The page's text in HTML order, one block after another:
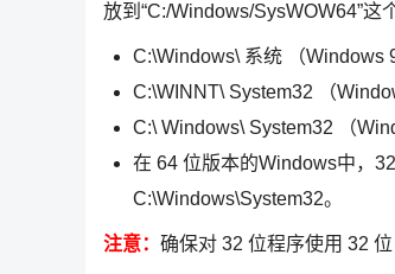
放到“C:/Windows/SysWOW64”这
C:\Windows\ 系统 （Windows
C:\WINNT\ System32 （
C:\ Windows\ System32 （
在 64 位版本的Windows中，
C:\Windows\System32。
注意： 确保对 32 位程序使用 32